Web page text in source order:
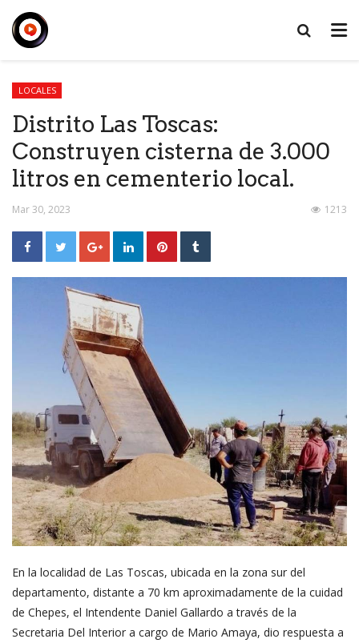
LOCALES
Distrito Las Toscas:
Construyen cisterna de 3.000
litros en cementerio local.
Mar 30, 2023 1213
En la localidad de Las Toscas, ubicada en la zona sur del
departamento, distante a 70 km aproximadamente de la cuidad
de Chepes, el Intendente Daniel Gallardo a través de la
Secretaria Del Interior a cargo de Mario Amaya, dio respuesta a